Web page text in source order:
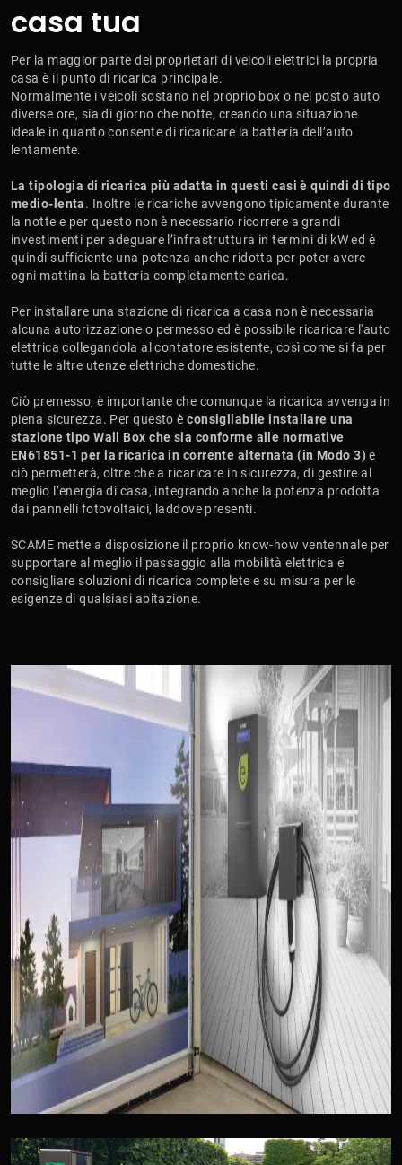
casa tua
Per la maggior parte dei proprietari di veicoli elettrici la propria
casa è il punto di ricarica principale.
Normalmente i veicoli sostano nel proprio box o nel posto auto
diverse ore, sia di giorno che notte, creando una situazione
ideale in quanto consente di ricaricare la batteria dell’auto
lentamente.
La tipologia di ricarica più adatta in questi casi è quindi di tipo
medio-lenta. Inoltre le ricariche avvengono tipicamente durante
la notte e per questo non è necessario ricorrere a grandi
investimenti per adeguare l’infrastruttura in termini di kW ed è
quindi sufficiente una potenza anche ridotta per poter avere
ogni mattina la batteria completamente carica.
Per installare una stazione di ricarica a casa non è necessaria
alcuna autorizzazione o permesso ed è possibile ricaricare l'auto
elettrica collegandola al contatore esistente, così come si fa per
tutte le altre utenze elettriche domestiche.
Ciò premesso, è importante che comunque la ricarica avvenga in
piena sicurezza. Per questo èconsigliabile installare una
stazione tipo Wall Box che sia conforme alle normative
EN61851-1 per la ricarica in corrente alternata (in Modo 3)e
ciò permetterà, oltre che a ricaricare in sicurezza, di gestire al
meglio l’energia di casa, integrando anche la potenza prodotta
dai pannelli fotovoltaici, laddove presenti.
​​​​​​​SCAME mette a disposizione il proprio know-how ventennale per
supportare al meglio il passaggio alla mobilità elettrica e
consigliare soluzioni di ricarica complete e su misura per le
esigenze di qualsiasi abitazione.
Example Link